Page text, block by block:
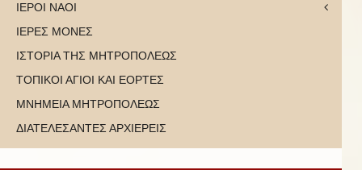
ΙΕΡΟΙ ΝΑΟΙ
ΙΕΡΕΣ ΜΟΝΕΣ
ΙΣΤΟΡΙΑ ΤΗΣ ΜΗΤΡΟΠΟΛΕΩΣ
ΤΟΠΙΚΟΙ ΑΓΙΟΙ ΚΑΙ ΕΟΡΤΕΣ
ΜΝΗΜΕΙΑ ΜΗΤΡΟΠΟΛΕΩΣ
ΔΙΑΤΕΛΕΣΑΝΤΕΣ ΑΡΧΙΕΡΕΙΣ